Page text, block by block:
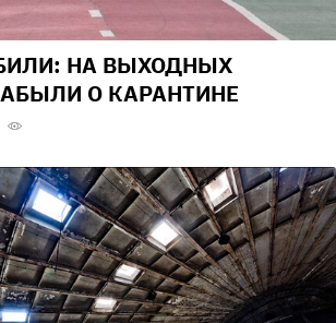
НА ВЫХОДНЫХ
О КАРАНТИНЕ